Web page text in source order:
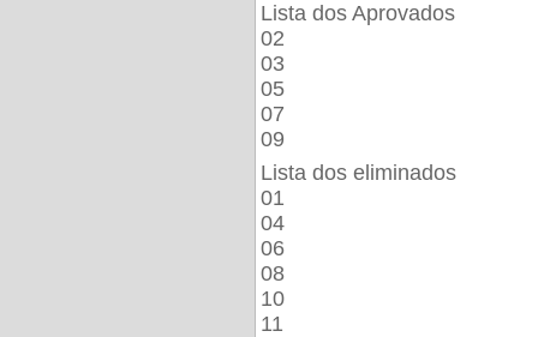
Lista dos Aprovados
02
03
05
07
09
Lista dos eliminados
01
04
06
08
10
11